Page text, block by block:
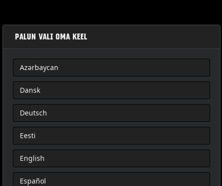
PŘÍRUČNÍ PŘEHAZOVACÍ SEDLOVÉ BRAŠNY
PALUN VALI OMA KEEL
Azərbaycan
Dansk
Deutsch
Eesti
English
Español